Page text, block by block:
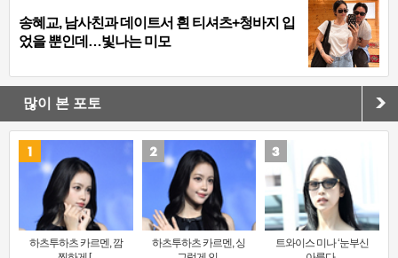
송혜교, 남사친과 데이트서 흰 티셔츠+청바지 입
었을 뿐인데…빛나는 미모
많이 본 포토
하츠투하츠 카르멘, 깜
하츠투하츠 카르멘, 싱
트와이스 미나 ‘눈부신